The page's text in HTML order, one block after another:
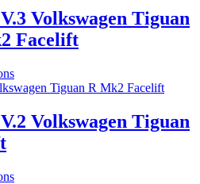
Volkswagen Tiguan
Facelift
Volkswagen Tiguan